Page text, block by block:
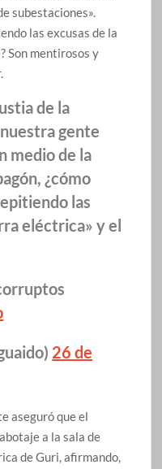
subestaciones».
las excusas de la
Son mentirosos y
de la
gente
medio de la
¿cómo
las
eléctrica» y el
26 de
aseguró que el
a la sala de
de Guri, afirmando,